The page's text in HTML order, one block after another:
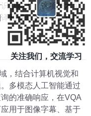
别能力。这项技术可
和辅助工具，实现跨
，结合计算机视觉和
多模态人工智能通过
的准确响应，在VQA
用于图像字幕、基于
关注我们，交流学习